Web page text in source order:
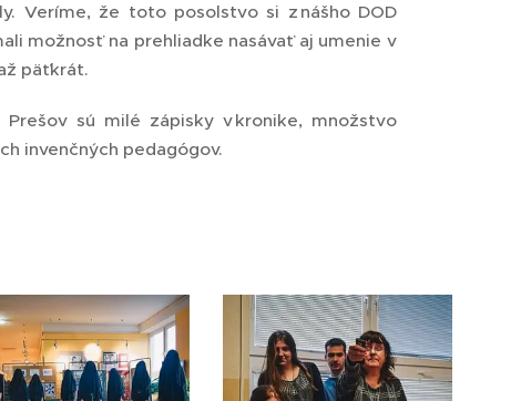
Veríme, že toto posolstvo si z nášho DOD
možnosť na prehliadke nasávať aj umenie v
päťkrát.
sú milé zápisky v kronike, množstvo
invenčných pedagógov.